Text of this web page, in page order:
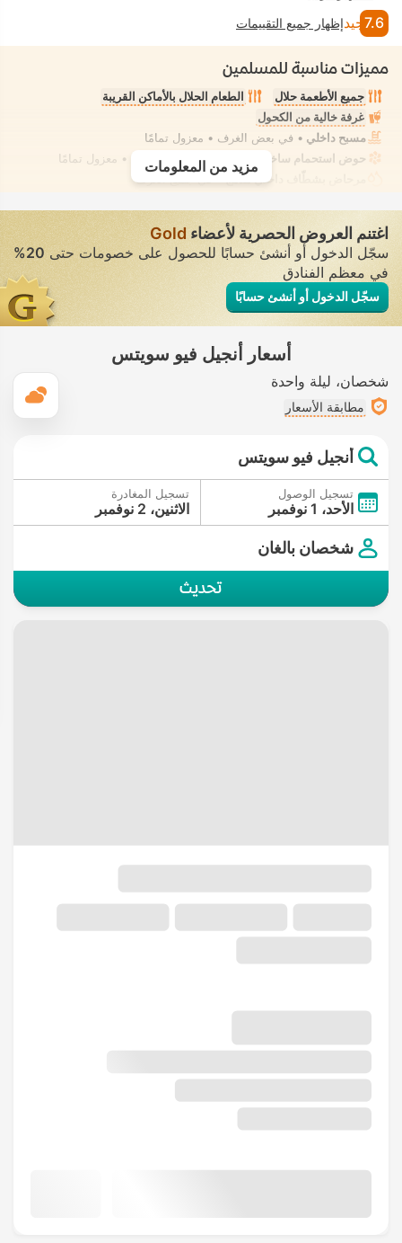
7.6 جيدإظهار جميع التقييمات
مميزات مناسبة للمسلمين
جميع الأطعمة حلال
الطعام الحلال بالأماكن القريبة
غرفة خالية من الكحول
مسبح داخلي • في بعض الغرف • معزول تمامًا
حوض استحمام ساخن/جاكوزي
• في بعض الغرف • معزول تمامًا
مرحاض بشطّاف داخلي مدمج
• في جميع الغرف
مزيد من المعلومات
اغتنم العروض الحصرية لأعضاء Gold
سجّل الدخول أو أنشئ حسابًا للحصول على خصومات حتى20%
في معظم الفنادق
سجّل الدخول أو أنشئ حسابًا
أسعار أنجيل فيو سويتس
شخصان ليلة واحدة
مطابقة الأسعار
أنجيل فيو سويتس
تسجيل الوصول
الأحد، 1 نوفمبر
تسجيل المغادرة
الاثنين، 2 نوفمبر
شخصان بالغان
تحديث